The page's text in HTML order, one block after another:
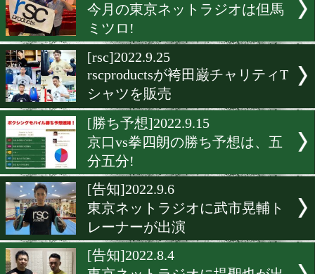
修一郎!
[告知]2022.11.4
東京ネットラジオ! 坂晃典
出演!
[米国レポ]2022.10.5
田中恒成とロマゴンがスパ
ング
[告知]2022.10.4
今月の東京ネットラジオは
ミツロ!